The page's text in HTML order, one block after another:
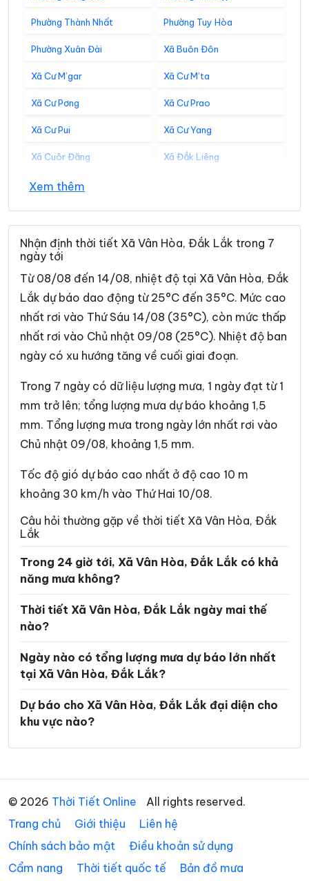
Phường Thành Nhất Phường Tuy Hòa
Phường Xuân Đài Xã Buôn Đôn
Xã Cư M’gar Xã Cư M’ta
Xã Cư Pơng Xã Cư Prao
Xã Cư Pui Xã Cư Yang
Xã Cuôr Đăng Xã Đắk Liêng
Xã Đắk Phơi
Xã Dliê Ya Xã Đồng Xuân
Xã Dray Bhăng Xã Đức Bình
Xã Dur Kmăl
Xã Ea Bung Xã Ea Drăng
Xã Ea Drông Xã Ea H’leo
Xã Ea Kar
Xã Ea Kly Xã Ea Knốp
Xã Ea Knuếc Xã Ea Ktur
Xã Ea Ly
Xã Ea Na Xã Ea Ning
Xã Ea Păl
Xã Ea Riêng Xã Ea Rốk
Xã Ea Súp
Xã Ea Tul Xã Ea Wer
Xã Ea Wy Xã Hòa Mỹ
Xã Hòa Sơn Xã Hòa Thịnh
Xã Ia Lốp
Xã Ia Rvê
Xã Krông Ana Xã Krông Bông
Xã Krông Búk Xã Krông Năng
Xã Krông Nô Xã Krông Pắc
Xã Liên Sơn Lắk Xã M’Drắk
Xem thêm
Nhận định thời tiết Xã Vân Hòa, Đắk Lắk trong 7
ngày tới
Từ 08/08 đến 14/08, nhiệt độ tại Xã Vân Hòa, Đắk
Lắk dự báo dao động từ 25°C đến 35°C. Mức cao
nhất rơi vào Thứ Sáu 14/08 (35°C), còn mức thấp
nhất rơi vào Chủ nhật 09/08 (25°C). Nhiệt độ ban
ngày có xu hướng tăng về cuối giai đoạn.
Trong 7 ngày có dữ liệu lượng mưa, 1 ngày đạt từ 1
mm trở lên; tổng lượng mưa dự báo khoảng 1,5
mm. Tổng lượng mưa trong ngày lớn nhất rơi vào
Chủ nhật 09/08, khoảng 1,5 mm.
Tốc độ gió dự báo cao nhất ở độ cao 10 m
khoảng 30 km/h vào Thứ Hai 10/08.
Câu hỏi thường gặp về thời tiết Xã Vân Hòa, Đắk
Lắk
Trong 24 giờ tới, Xã Vân Hòa, Đắk Lắk có khả
năng mưa không?
Thời tiết Xã Vân Hòa, Đắk Lắk ngày mai thế
nào?
Ngày nào có tổng lượng mưa dự báo lớn nhất
tại Xã Vân Hòa, Đắk Lắk?
Dự báo cho Xã Vân Hòa, Đắk Lắk đại diện cho
khu vực nào?
© 2026 Thời Tiết Online
All rights reserved.
Trang chủ
Giới thiệu
Liên hệ
Chính sách bảo mật
Điều khoản sử dụng
Cẩm nang
Thời tiết quốc tế Bản đồ mưa